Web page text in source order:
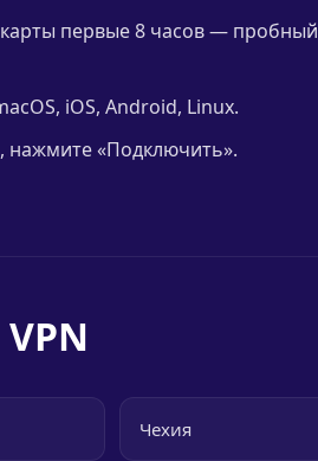
карты первые 8 часов — пробный
iOS, Android, Linux.
нажмите «Подключить».
Чехия